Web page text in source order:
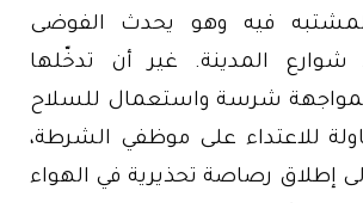
فيه وهو يحدث الفوضى
شوارع المدينة. غير أن تدخّلها
شرسة واستعمال للسلاح
للاعتداء على موظفي الشرطة،
إطلاق رصاصة تحذيرية في الهواء